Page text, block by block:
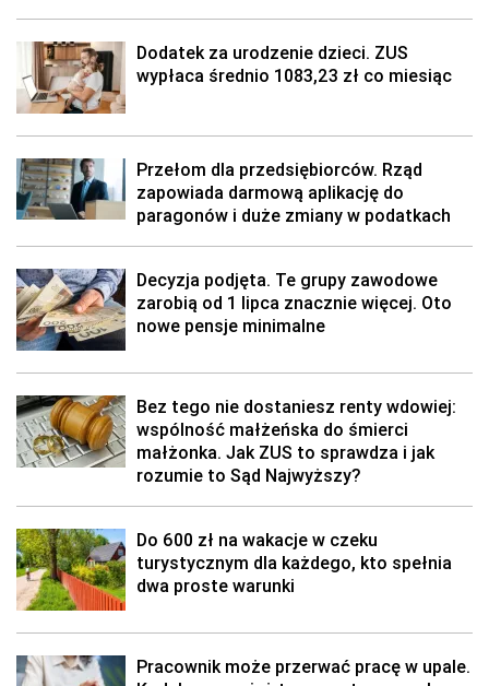
Dodatek za urodzenie dzieci. ZUS
wypłaca średnio 1083,23 zł co miesiąc
Przełom dla przedsiębiorców. Rząd
zapowiada darmową aplikację do
paragonów i duże zmiany w podatkach
Decyzja podjęta. Te grupy zawodowe
zarobią od 1 lipca znacznie więcej. Oto
nowe pensje minimalne
Bez tego nie dostaniesz renty wdowiej:
wspólność małżeńska do śmierci
małżonka. Jak ZUS to sprawdza i jak
rozumie to Sąd Najwyższy?
Do 600 zł na wakacje w czeku
turystycznym dla każdego, kto spełnia
dwa proste warunki
Pracownik może przerwać pracę w upale.